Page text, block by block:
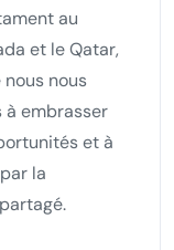
au
et le Qatar,
nous
à embrasser
et à
la